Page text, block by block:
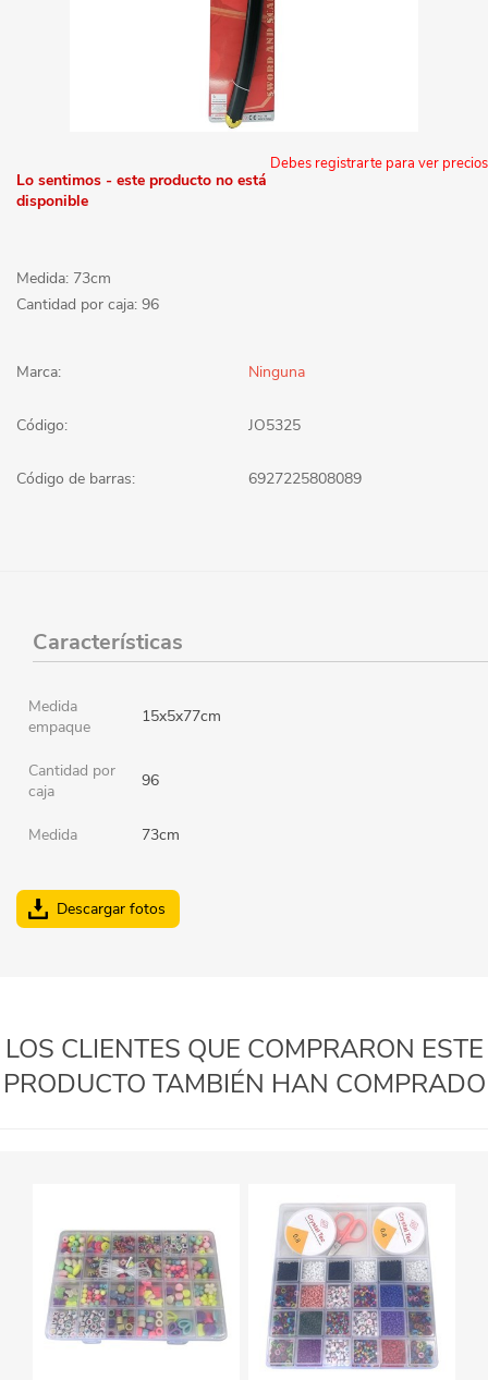
Debes registrarte para ver precios
Lo sentimos - este producto no está
disponible
Medida: 73cm
Cantidad por caja: 96
Marca: Ninguna
Código: JO5325
Código de barras: 6927225808089
Características
Medida
empaque
15x5x77cm
Cantidad por
caja
96
Medida 73cm
Descargar fotos
LOS CLIENTES QUE COMPRARON ESTE
PRODUCTO TAMBIÉN HAN COMPRADO